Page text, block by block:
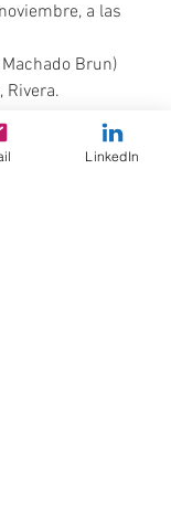
a las
Brun)
Rivera.
LinkedIn